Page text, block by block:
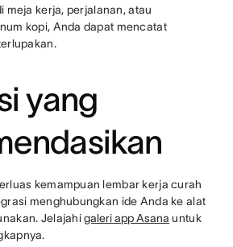
meja kerja, perjalanan, atau
kopi, Anda dapat mencatat
yang
kemampuan lembar kerja curah
menghubungkan ide Anda ke alat
Jelajahigaleri app Asana untuk